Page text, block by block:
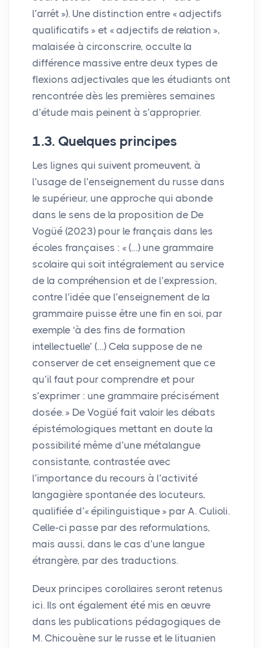
l’arrêt »). Une distinction entre « adjectifs
qualificatifs » et « adjectifs de relation »,
malaisée à circonscrire, occulte la
différence massive entre deux types de
flexions adjectivales que les étudiants ont
rencontrée dès les premières semaines
d’étude mais peinent à s’approprier.
1.3. Quelques principes
Les lignes qui suivent promeuvent, à
l’usage de l’enseignement du russe dans
le supérieur, une approche qui abonde
dans le sens de la proposition de De
Vogüé (2023) pour le français dans les
écoles françaises : « (…) une grammaire
scolaire qui soit intégralement au service
de la compréhension et de l’expression,
contre l’idée que l’enseignement de la
grammaire puisse être une fin en soi, par
exemple ‘à des fins de formation
intellectuelle’ (…) Cela suppose de ne
conserver de cet enseignement que ce
qu’il faut pour comprendre et pour
s’exprimer : une grammaire précisément
dosée. » De Vogüé fait valoir les débats
épistémologiques mettant en doute la
possibilité même d’une métalangue
consistante, contrastée avec
l’importance du recours à l’activité
langagière spontanée des locuteurs,
qualifiée d’« épilinguistique » par A. Culioli.
Celle-ci passe par des reformulations,
mais aussi, dans le cas d’une langue
étrangère, par des traductions.
Deux principes corollaires seront retenus
ici. Ils ont également été mis en œuvre
dans les publications pédagogiques de
M. Chicouène sur le russe et le lituanien